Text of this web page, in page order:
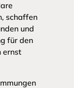
schaffen
und
für den
ernst